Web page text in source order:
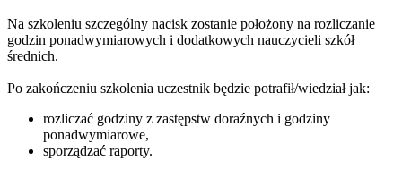
Na szkoleniu szczególny nacisk zostanie położony na rozliczanie
godzin ponadwymiarowych i dodatkowych nauczycieli szkół
średnich.
Po zakończeniu szkolenia uczestnik będzie potrafił/wiedział jak:
rozliczać godziny z zastępstw doraźnych i godziny
ponadwymiarowe,
sporządzać raporty.